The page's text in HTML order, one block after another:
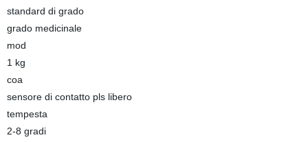
standard di grado
grado medicinale
mod
1 kg
coa
sensore di contatto pls libero
tempesta
2-8 gradi